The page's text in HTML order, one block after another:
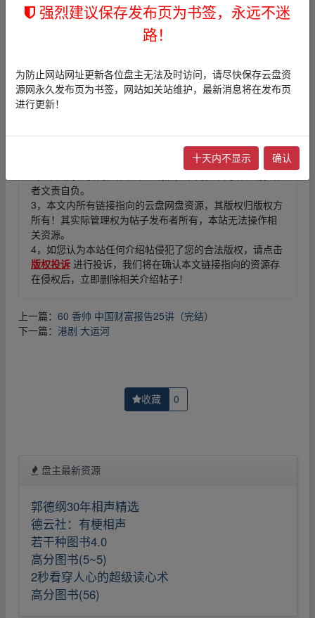
n▁zi yu‥an.xy z
▂fr▂om w‥ww.y_un▂pan▁zi yu‥an.xy z
1，本站所有内容均为站内网盘爱好者分享发布的网盘链接
本站不存储任何实质资源数据。
2，本文内容仅代表作者本人观点，不代表本网站立场，作
者文责自负。
3，本文内所有链接指向的云盘网盘资源，其版权归版权方
所有！其实际管理权为帖子发布者所有，本站无法操作相
关资源。
4，如您认为本站任何介绍帖侵犯了您的合法版权，请点击
版权投诉 进行投诉，我们将在确认本文链接指向的资源存
在侵权后，立即删除相关介绍帖子！
上一篇： 60 香帅 中国财富报告25讲（完结）
下一篇： 港剧 大运河
收藏 0
盘主最新资源
郭德纲30年相声精选
德云社：有梗相声
若干种图书4.0
高分图书(5~5)
2秒看穿人心的超级读心术
高分图书(56)
强烈建议保存发布页为书签，永远不迷
路！
为防止网站网址更新各位盘主无法及时访问，请尽快保存云盘资
源网永久发布页为书签，网站如关站维护，最新消息将在发布页
进行更新！
十天内不显示 确认